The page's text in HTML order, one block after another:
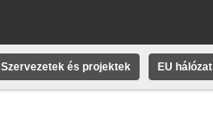
Szervezetek és projektek EU hálózat